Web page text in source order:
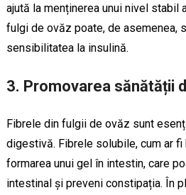
ajută la menținerea unui nivel stabil
fulgi de ovăz poate, de asemenea,
sensibilitatea la insulină.
3. Promovarea sănătății
Fibrele din fulgii de ovăz sunt
digestivă. Fibrele solubile, cum ar fi
formarea unui gel în intestin, care
intestinal și preveni constipația. În